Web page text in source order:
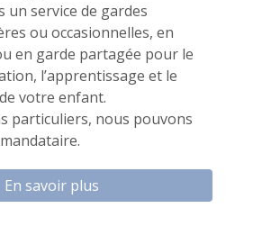
service de gardes
ou occasionnelles, en
en garde partagée pour le
l’apprentissage et le
votre enfant.
particuliers, nous pouvons
En savoir plus